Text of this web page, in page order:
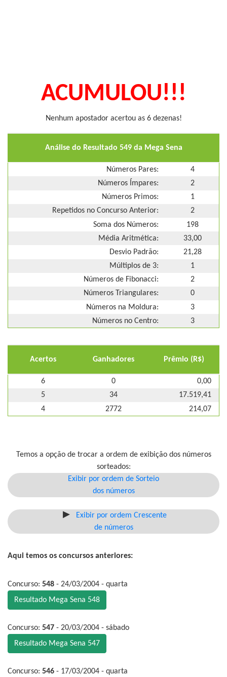
ACUMULOU!!!
Nenhum apostador acertou as 6 dezenas!
Análise do Resultado 549 da Mega Sena
Números Pares:
4
Números Ímpares:
2
Números Primos:
1
Repetidos no Concurso Anterior:
2
Soma dos Números:
198
Média Aritmética:
33,00
Desvio Padrão:
21,28
Múltiplos de 3:
1
Números de Fibonacci:
2
Números Triangulares:
0
Números na Moldura:
3
Números no Centro:
3
Acertos Ganhadores Prêmio (R$)
6 0
0,00
5
34
17.519,41
4
2772 214,07
Temos a opção de trocar a ordem de exibição dos números
sorteados:
Exibir por ordem de Sorteio
dos números
Exibir por ordem Crescente
de números
Aqui temos os concursos anteriores:
Concurso: 548 - 24/03/2004 - quarta
Resultado Mega Sena 548
Concurso: 547 - 20/03/2004 - sábado
Resultado Mega Sena 547
Concurso: 546 - 17/03/2004 - quarta